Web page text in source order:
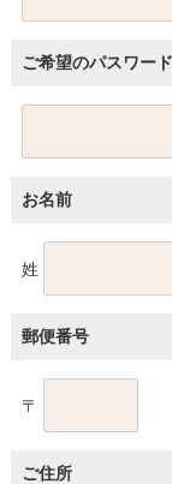
ご希望のパスワード
お名前
姓
郵便番号
〒
ご住所